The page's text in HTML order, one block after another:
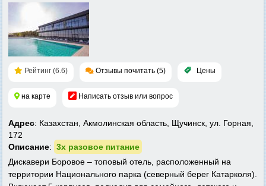
Рейтинг (6.6) Отзывы почитать (5) Цены
на карте Написать отзыв или вопрос
Адрес: Казахстан, Акмолинская область, Щучинск, ул. Горная,
172
Описание: 3х разовое питание
Дискавери Боровое – топовый отель, расположенный на
территории Национального парка (северный берег Катарколя).